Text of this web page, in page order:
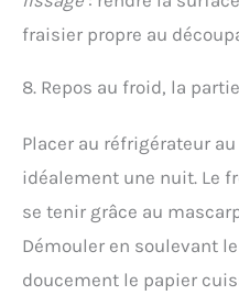
fraisier propre au
8. Repos au froid, la
Placer au réfrigérateur
idéalement une nuit. Le
se tenir grâce au
Démouler en soulevant
doucement le papier